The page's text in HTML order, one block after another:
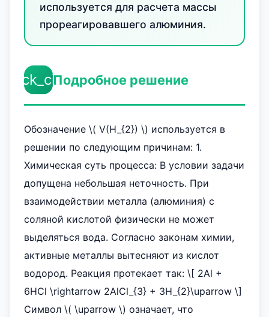
используется для расчета массы
прореагировавшего алюминия.
Подробное решение
Обозначение \( V(H_{2}) \) используется в
решении по следующим причинам: 1.
Химическая суть процесса: В условии задачи
допущена небольшая неточность. При
взаимодействии металла (алюминия) с
соляной кислотой физически не может
выделяться вода. Согласно законам химии,
активные металлы вытесняют из кислот
водород. Реакция протекает так: \[ 2Al +
6HCl \rightarrow 2AlCl_{3} + 3H_{2}\uparrow \]
Символ \( \uparrow \) означает, что